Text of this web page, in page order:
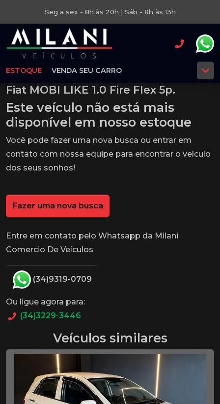
Seg a sex - 8h às 20h | Sáb - 8h às 13h
ESTOQUE VENDA SEU CARRO
Fiat MOBI LIKE 1.0 Fire Flex 5p.
Este veículo não está mais
disponível em nosso estoque
Você pode fazer uma nova busca ou entrar em
contato com nossa equipe para encontrar o veículo
dos seus sonhos!
Fazer uma nova busca
Entre em contato pelo Whatsapp da Milani
Comercio De Veículos
(34)9319-0709
Ou ligue agora para:
(34)3229-3446
Veículos similares